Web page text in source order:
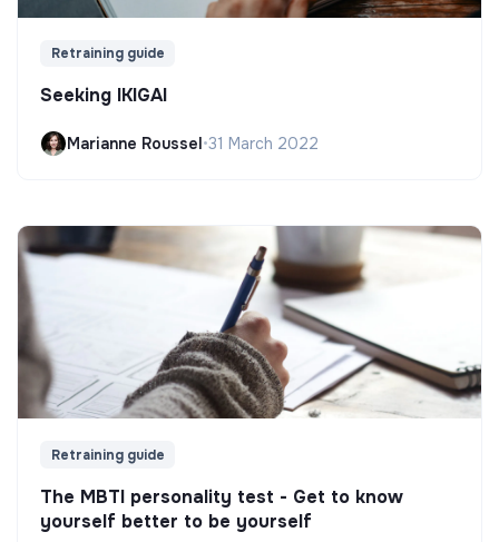
Retraining guide
Seeking IKIGAI
Marianne Roussel•31 March 2022
Retraining guide
The MBTI personality test - Get to know
yourself better to be yourself